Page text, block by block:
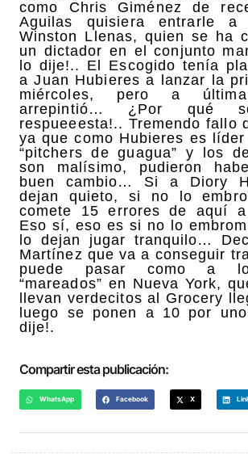
como Chris Giménez de
Aguilas quisiera entrarle a
Winston Llenas, quien se ha
un dictador en el conjunto
lo dije!.. El Escogido tenía
a Juan Hubieres a lanzar la
miércoles, pero a
arrepintió… ¿Por qué
respueeesta!.. Tremendo fallo
ya que como Hubieres es
“pitchers de guagua” y los
son malísimo, pudieron
buen cambio… Si a Diory
dejan quieto, si no lo
comete 15 errores de aquí
Eso sí, eso es si no lo
lo dejan jugar tranquilo…
Martínez que va a conseguir
puede pasar como a
“mareados” en Nueva York,
llevan verdecitos al Grocery
luego se ponen a 10 por
dije!.
Compartir esta publicación:
WhatsApp Facebook X